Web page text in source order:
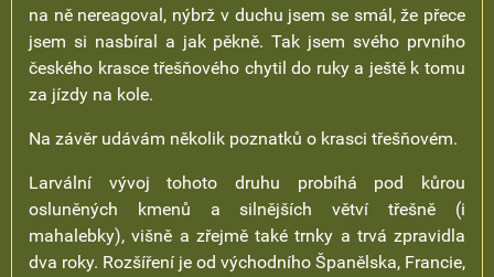
na ně nereagoval, nýbrž v duchu jsem se smál, že přece
jsem si nasbíral a jak pěkně. Tak jsem svého prvního
českého krasce třešňového chytil do ruky a ještě k tomu
za jízdy na kole.
Na závěr udávám několik poznatků o krasci třešňovém.
Larvální vývoj tohoto druhu probíhá pod kůrou
osluněných kmenů a silnějších větví třešně (i
mahalebky), višně a zřejmě také trnky a trvá zpravidla
dva roky. Rozšíření je od východního Španělska, Francie,